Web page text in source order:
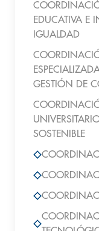
EDUCATIVA E
IGUALDAD
GESTIÓN DE
SOSTENIBLE